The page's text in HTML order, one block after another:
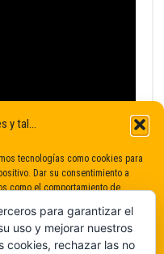
y tal...
tecnologías como cookies para
Dar su consentimiento a
como el comportamiento de
determinadas características y
para garantizar el
uso y mejorar nuestros
cookies, rechazar las no